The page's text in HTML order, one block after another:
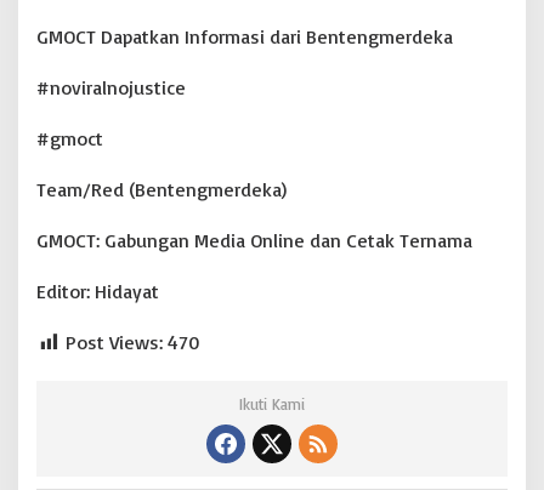
GMOCT Dapatkan Informasi dari Bentengmerdeka
#noviralnojustice
#gmoct
Team/Red (Bentengmerdeka)
GMOCT: Gabungan Media Online dan Cetak Ternama
Editor: Hidayat
Post Views: 470
Ikuti Kami